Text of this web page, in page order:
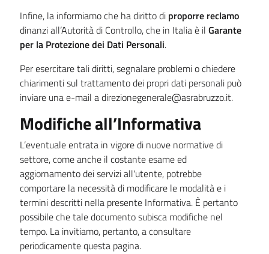
Infine, la informiamo che ha diritto di proporre reclamo
dinanzi all’Autorità di Controllo, che in Italia è ilGarante
per la Protezione dei Dati Personali.
Per esercitare tali diritti, segnalare problemi o chiedere
chiarimenti sul trattamento dei propri dati personali può
inviare una e-mail a direzionegenerale@asrabruzzo.it.
Modifiche all’Informativa
L’eventuale entrata in vigore di nuove normative di
settore, come anche il costante esame ed
aggiornamento dei servizi all'utente, potrebbe
comportare la necessità di modificare le modalità e i
termini descritti nella presente Informativa. È pertanto
possibile che tale documento subisca modifiche nel
tempo. La invitiamo, pertanto, a consultare
periodicamente questa pagina.